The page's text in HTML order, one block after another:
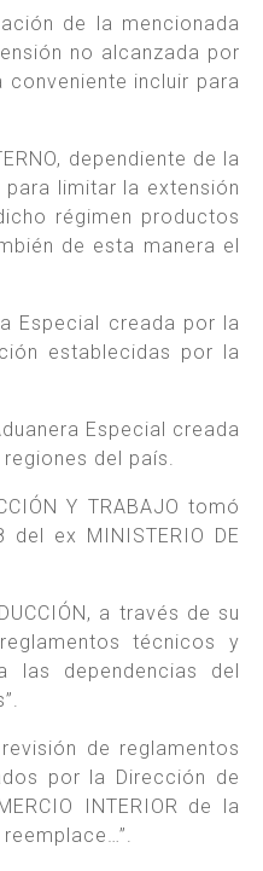
de la mencionada
no alcanzada por
conveniente incluir para
dependiente de la
para limitar la extensión
régimen productos
de esta manera el
Especial creada por la
establecidas por la
Especial creada
del país.
Y TRABAJO tomó
ex MINISTERIO DE
a través de su
técnicos y
las dependencias del
de reglamentos
por la Dirección de
INTERIOR de la
reemplace…”.